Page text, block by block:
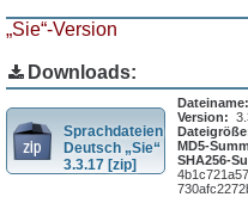
„Sie“-Version
Downloads:
Sprachdateien
Deutsch „Sie“
3.3.17 [zip]
Dateiname:
Version:
MD5-
SHA256-